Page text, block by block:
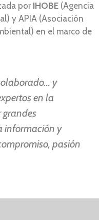
por IHOBE (Agencia
y APIA (Asociación
en el marco de
y
en la
grandes
información y
pasión